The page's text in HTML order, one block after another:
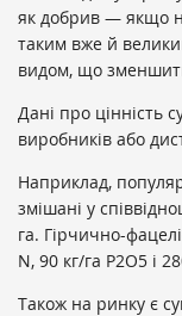
як добрив — якщо
таким вже й
видом, що
Дані про цінність
виробників або
Наприклад,
змішані у
га. Гірчично-
N, 90 кг/га P2O5 і
Також на ринку є